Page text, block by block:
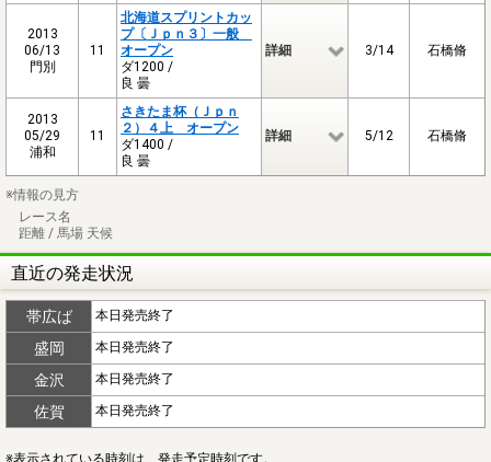
2013
06/13
門別
11
北海道スプリントカッ
プ〔Ｊｐｎ３〕一般
オープン
ダ1200 /
良 曇
詳細 3/14 石橋脩
2013
05/29
浦和
11
さきたま杯（Ｊｐｎ
２）４上 オープン
ダ1400 /
良 曇
詳細 5/12 石橋脩
※情報の見方
レース名
距離 / 馬場 天候
直近の発走状況
帯広ば 本日発売終了
盛岡 本日発売終了
金沢 本日発売終了
佐賀 本日発売終了
※表示されている時刻は、発走予定時刻です。